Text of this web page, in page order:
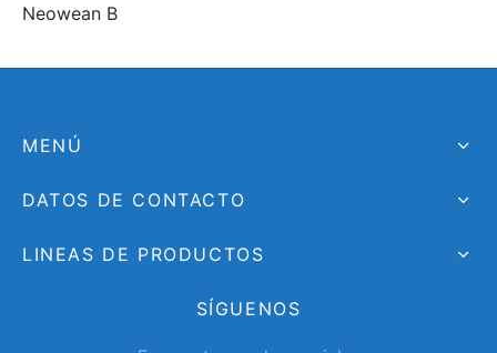
Neowean B
MENÚ
DATOS DE CONTACTO
LINEAS DE PRODUCTOS
SÍGUENOS